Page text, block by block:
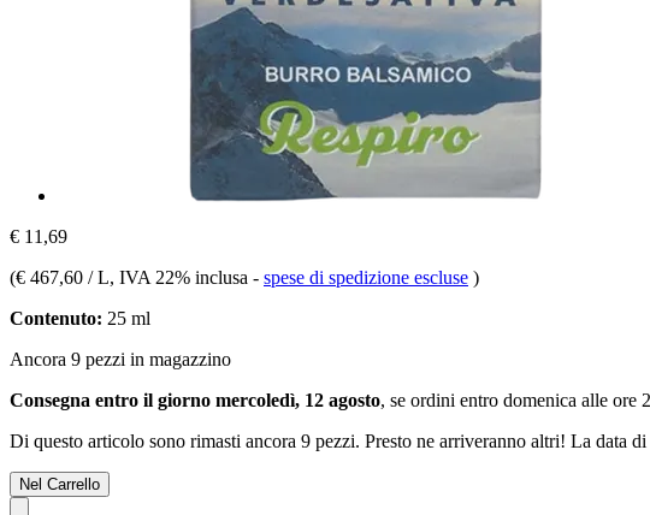
€ 11,69
(€ 467,60 / L, IVA 22% inclusa - spese di spedizione escluse )
Contenuto: 25 ml
Ancora 9 pezzi in magazzino
Consegna entro il giorno mercoledì, 12 agosto, se ordini entro domenica alle ore
Di questo articolo sono rimasti ancora 9 pezzi. Presto ne arriveranno altri! La data
Nel Carrello